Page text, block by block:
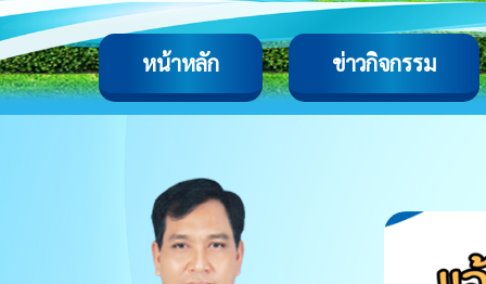
หน้าหลัก ข่าวกิจกรรม